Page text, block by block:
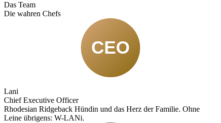
Das Team
Die wahren Chefs
CEO
Lani
Chief Executive Officer
Rhodesian Ridgeback Hündin und das Herz der Familie. Ohne
Leine übrigens: W-LANi.